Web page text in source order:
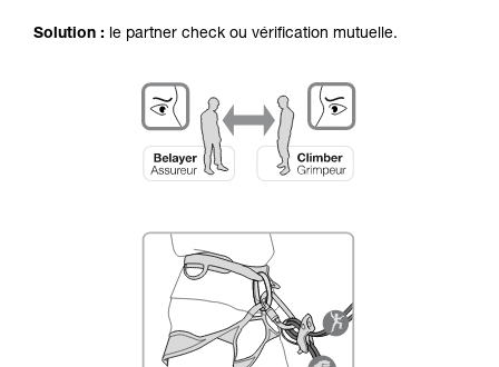
formation et un entraînement spécifique. Validez
de la reproduire en autonomie.
Nous donnons des exemples de techniques
liées à votre activité. Il peut en exister d’autres
que nous ne décrivons pas ici.
Solution : le partner check ou vérification mutuelle.